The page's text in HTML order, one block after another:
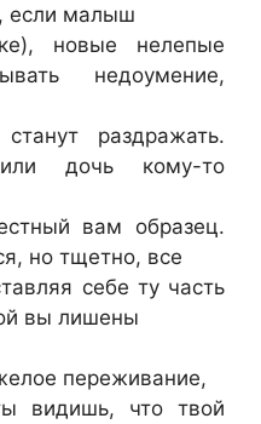
если малыш
новые нелепые
недоумение,
раздражать.
дочь кому-то
вам образец.
но тщетно, все
себе ту часть
вы лишены
переживание,
видишь, что твой